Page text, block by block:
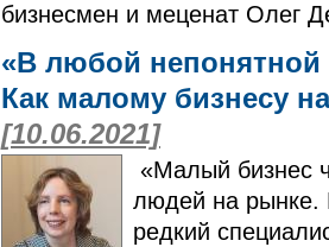
бизнесмен и меценат Олег
«В любой непонятной
Как малому бизнесу
[10.06.2021]
«Малый бизнес
людей на рынке.
редкий